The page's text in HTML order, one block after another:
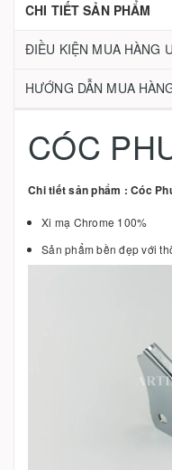
CHI TIẾT SẢN PHẨM
ĐIỀU KIỆN MUA HÀNG
HƯỚNG DẪN MUA
CÓC
Chi tiết sản phẩm : Cóc
Xi mạ Chrome 100%
Sản phẩm bền đẹp với